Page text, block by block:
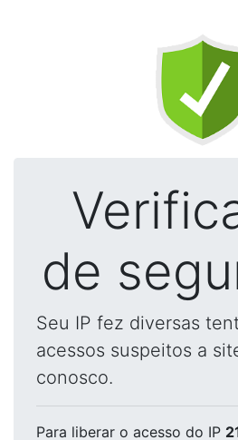
de
Seu IP fez diversas
acessos suspeitos a
conosco.
Para liberar o acesso do IP